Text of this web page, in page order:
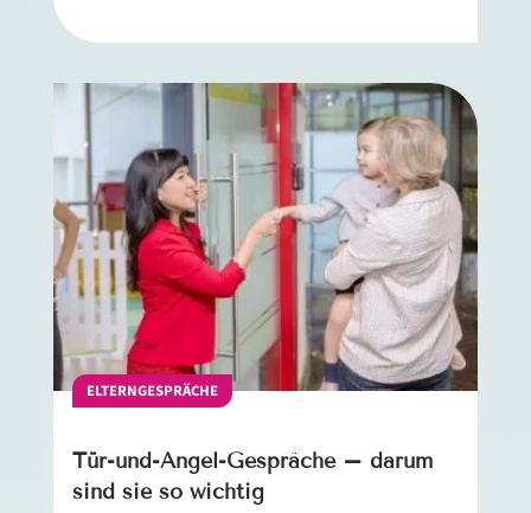
ELTERNGESPRÄCHE
Tür-und-Angel-Gespräche – darum
sind sie so wichtig